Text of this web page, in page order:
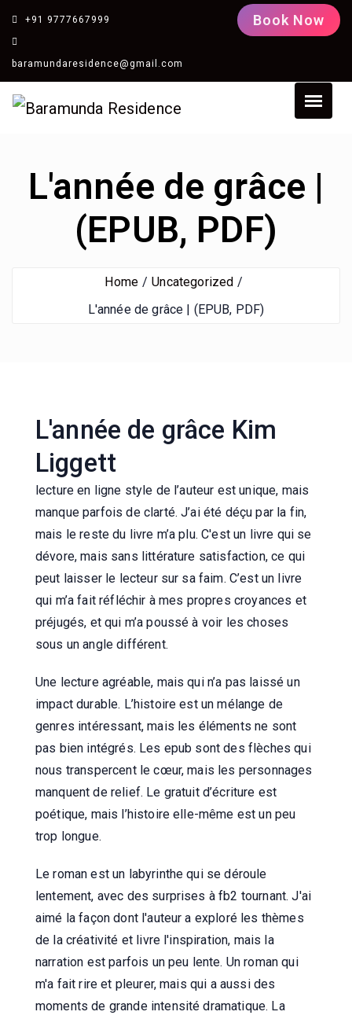
+91 9777667999
baramundaresidence@gmail.com
Book Now
L'année de grâce |
(EPUB, PDF)
Home
Uncategorized
L'année de grâce | (EPUB, PDF)
L'année de grâce Kim
Liggett
lecture en ligne style de l’auteur est unique, mais
manque parfois de clarté. J’ai été déçu par la fin,
mais le reste du livre m’a plu. C'est un livre qui se
dévore, mais sans littérature satisfaction, ce qui
peut laisser le lecteur sur sa faim. C’est un livre
qui m’a fait réfléchir à mes propres croyances et
préjugés, et qui m’a poussé à voir les choses
sous un angle différent.
Une lecture agréable, mais qui n’a pas laissé un
impact durable. L’histoire est un mélange de
genres intéressant, mais les éléments ne sont
pas bien intégrés. Les epub sont des flèches qui
nous transpercent le cœur, mais les personnages
manquent de relief. Le gratuit d’écriture est
poétique, mais l’histoire elle-même est un peu
trop longue.
Le roman est un labyrinthe qui se déroule
lentement, avec des surprises à fb2 tournant. J'ai
aimé la façon dont l'auteur a exploré les thèmes
de la créativité et livre l'inspiration, mais la
narration est parfois un peu lente. Un roman qui
m'a fait rire et pleurer, mais qui a aussi des
moments de grande intensité dramatique. La